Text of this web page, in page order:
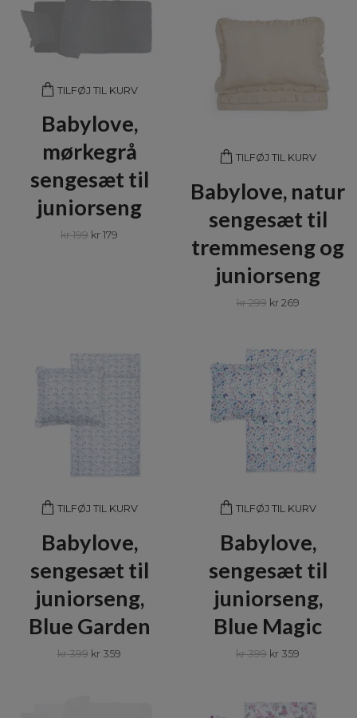
TILFØJ TIL KURV
Babylove,
mørkegrå
sengesæt til
juniorseng
kr 199 kr 179
TILFØJ TIL KURV
Babylove, natur
sengesæt til
tremmeseng og
juniorseng
kr 299 kr 269
TILFØJ TIL KURV
Babylove,
sengesæt til
juniorseng,
Blue Garden
kr 399 kr 359
TILFØJ TIL KURV
Babylove,
sengesæt til
juniorseng,
Blue Magic
kr 399 kr 359